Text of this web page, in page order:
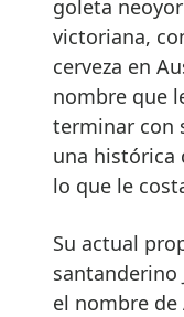
goleta
victoriana,
cerveza en
nombre que
terminar con
una histórica
lo que le
Su actual
santanderino
el nombre